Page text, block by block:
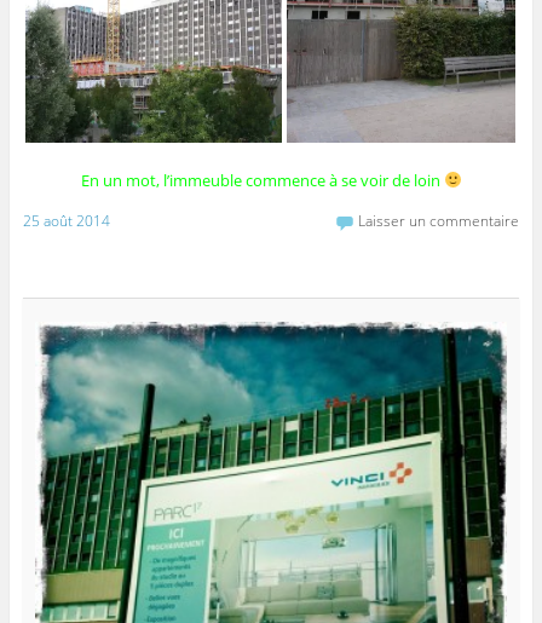
En un mot, l’immeuble commence à se voir de loin
25 août 2014 Laisser un commentaire